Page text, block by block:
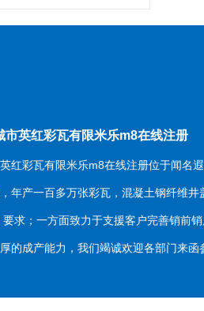
市英红彩瓦有限米乐m8在线注册
彩瓦有限米乐m8在线注册位于闻名遐
年产一百多万张彩瓦，混凝土钢纤
要求；一方面致力于支援客户完善销
的成产能力，我们竭诚欢迎各部门来